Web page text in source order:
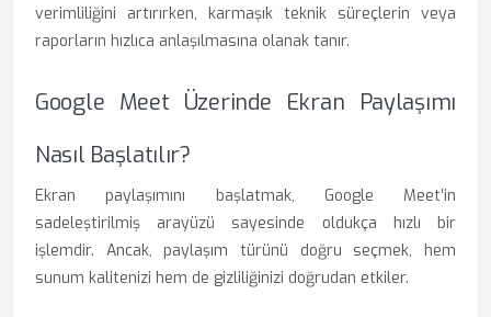
verimliliğini artırırken, karmaşık teknik süreçlerin veya
raporların hızlıca anlaşılmasına olanak tanır.
Google Meet Üzerinde Ekran Paylaşımı
Nasıl Başlatılır?
Ekran paylaşımını başlatmak, Google Meet’in
sadeleştirilmiş arayüzü sayesinde oldukça hızlı bir
işlemdir. Ancak, paylaşım türünü doğru seçmek, hem
sunum kalitenizi hem de gizliliğinizi doğrudan etkiler.